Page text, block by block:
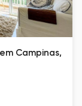
Campinas,